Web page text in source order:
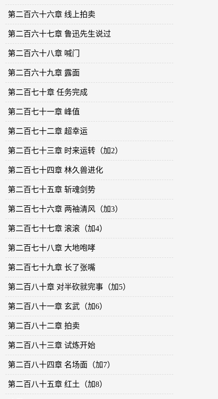
第二百六十六章 线上拍卖
第二百六十七章 鲁迅先生说过
第二百六十八章 喊门
第二百六十九章 露面
第二百七十章 任务完成
第二百七十一章 峰值
第二百七十二章 超幸运
第二百七十三章 时来运转（加2）
第二百七十四章 林久兽进化
第二百七十五章 斩魂剑势
第二百七十六章 两袖清风（加3）
第二百七十七章 滚滚（加4）
第二百七十八章 大地咆哮
第二百七十九章 长了张嘴
第二百八十章 对半砍就完事（加5）
第二百八十一章 玄武（加6）
第二百八十二章 拍卖
第二百八十三章 试炼开始
第二百八十四章 名场面（加7）
第二百八十五章 红土（加8）